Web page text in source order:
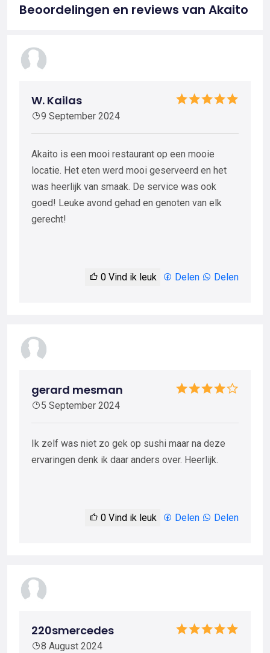
Beoordelingen en reviews van Akaito
W. Kailas
9 September 2024
Akaito is een mooi restaurant op een mooie
locatie. Het eten werd mooi geserveerd en het
was heerlijk van smaak. De service was ook
goed! Leuke avond gehad en genoten van elk
gerecht!
0 Vind ik leuk Delen Delen
gerard mesman
5 September 2024
Ik zelf was niet zo gek op sushi maar na deze
ervaringen denk ik daar anders over. Heerlijk.
0 Vind ik leuk Delen Delen
220smercedes
8 August 2024